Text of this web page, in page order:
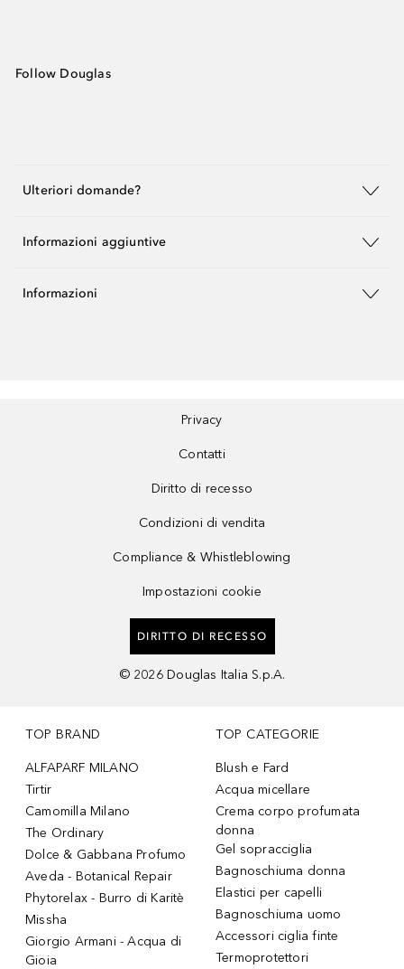
Follow Douglas
Ulteriori domande?
Informazioni aggiuntive
Informazioni
Privacy
Contatti
Diritto di recesso
Condizioni di vendita
Compliance & Whistleblowing
Impostazioni cookie
DIRITTO DI RECESSO
© 2026 Douglas Italia S.p.A.
TOP BRAND
ALFAPARF MILANO
Tirtir
Camomilla Milano
The Ordinary
Dolce & Gabbana Profumo
Aveda - Botanical Repair
Phytorelax - Burro di Karitè
Missha
Giorgio Armani - Acqua di
Gioia
TOP CATEGORIE
Blush e Fard
Acqua micellare
Crema corpo profumata
donna
Gel sopracciglia
Bagnoschiuma donna
Elastici per capelli
Bagnoschiuma uomo
Accessori ciglia finte
Termoprotettori